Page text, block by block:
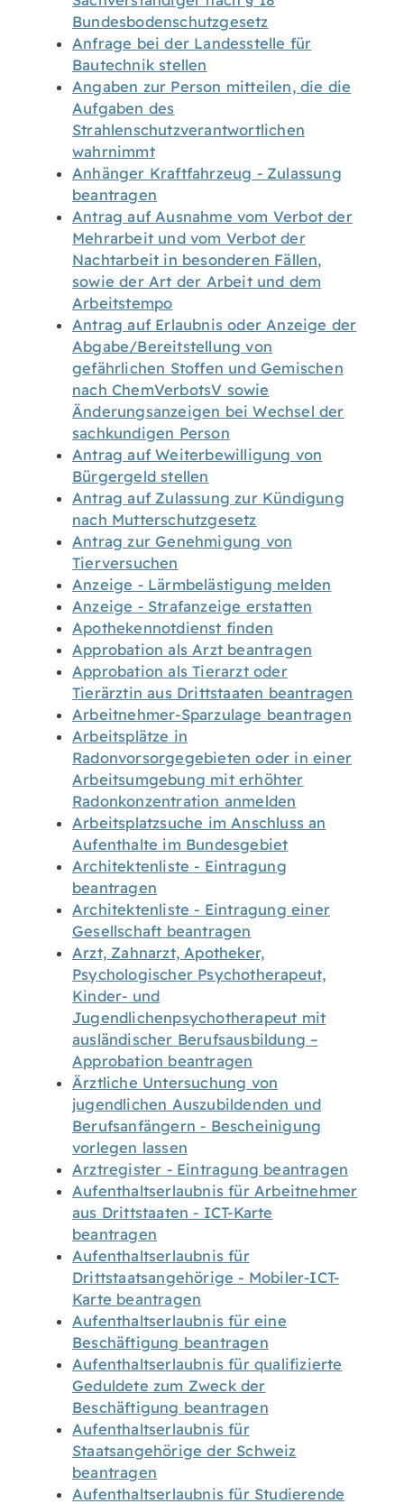
Bundesbodenschutzgesetz
Anfrage bei der Landesstelle für
Bautechnik stellen
Angaben zur Person mitteilen, die die
Aufgaben des
Strahlenschutzverantwortlichen
wahrnimmt
Anhänger Kraftfahrzeug - Zulassung
beantragen
Antrag auf Ausnahme vom Verbot der
Mehrarbeit und vom Verbot der
Nachtarbeit in besonderen Fällen,
sowie der Art der Arbeit und dem
Arbeitstempo
Antrag auf Erlaubnis oder Anzeige der
Abgabe/Bereitstellung von
gefährlichen Stoffen und Gemischen
nach ChemVerbotsV sowie
Änderungsanzeigen bei Wechsel der
sachkundigen Person
Antrag auf Weiterbewilligung von
Bürgergeld stellen
Antrag auf Zulassung zur Kündigung
nach Mutterschutzgesetz
Antrag zur Genehmigung von
Tierversuchen
Anzeige - Lärmbelästigung melden
Anzeige - Strafanzeige erstatten
Apothekennotdienst finden
Approbation als Arzt beantragen
Approbation als Tierarzt oder
Tierärztin aus Drittstaaten beantragen
Arbeitnehmer-Sparzulage beantragen
Arbeitsplätze in
Radonvorsorgegebieten oder in einer
Arbeitsumgebung mit erhöhter
Radonkonzentration anmelden
Arbeitsplatzsuche im Anschluss an
Aufenthalte im Bundesgebiet
Architektenliste - Eintragung
beantragen
Architektenliste - Eintragung einer
Gesellschaft beantragen
Arzt, Zahnarzt, Apotheker,
Psychologischer Psychotherapeut,
Kinder- und
Jugendlichenpsychotherapeut mit
ausländischer Berufsausbildung –
Approbation beantragen
Ärztliche Untersuchung von
jugendlichen Auszubildenden und
Berufsanfängern - Bescheinigung
vorlegen lassen
Arztregister - Eintragung beantragen
Aufenthaltserlaubnis für Arbeitnehmer
aus Drittstaaten - ICT-Karte
beantragen
Aufenthaltserlaubnis für
Drittstaatsangehörige - Mobiler-ICT-
Karte beantragen
Aufenthaltserlaubnis für eine
Beschäftigung beantragen
Aufenthaltserlaubnis für qualifizierte
Geduldete zum Zweck der
Beschäftigung beantragen
Aufenthaltserlaubnis für
Staatsangehörige der Schweiz
beantragen
Aufenthaltserlaubnis für Studierende